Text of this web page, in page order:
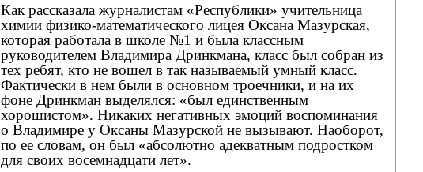
Как рассказала журналистам «Республики» учительница
химии физико-математического лицея Оксана Мазурская,
которая работала в школе №1 и была классным
руководителем Владимира Дринкмана, класс был собран из
тех ребят, кто не вошел в так называемый умный класс.
Фактически в нем были в основном троечники, и на их
фоне Дринкман выделялся: «был единственным
хорошистом». Никаких негативных эмоций воспоминания
о Владимире у Оксаны Мазурской не вызывают. Наоборот,
по ее словам, он был «абсолютно адекватным подростком
для своих восемнадцати лет».